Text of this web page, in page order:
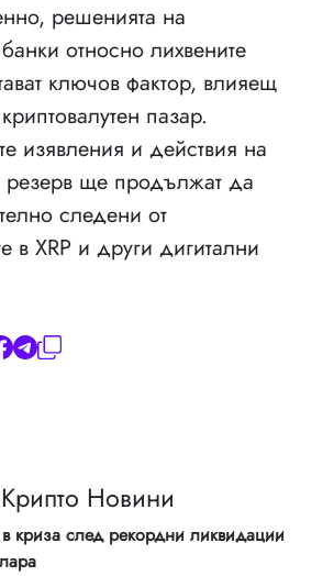
решенията на
относно лихвените
ключов фактор, влияещ
пазар.
изявления и действия на
ще продължат да
следени от
в XRP и други дигитални
Новини
в криза след рекордни ликвидации